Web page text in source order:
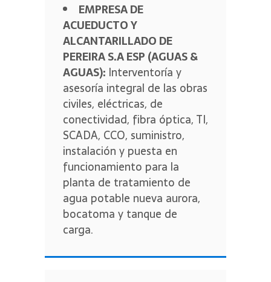
EMPRESA DE
ACUEDUCTO Y
ALCANTARILLADO DE
PEREIRA S.A ESP (AGUAS &
AGUAS): Interventoría y
asesoría integral de las obras
civiles, eléctricas, de
conectividad, fibra óptica, TI,
SCADA, CCO, suministro,
instalación y puesta en
funcionamiento para la
planta de tratamiento de
agua potable nueva aurora,
bocatoma y tanque de
carga.